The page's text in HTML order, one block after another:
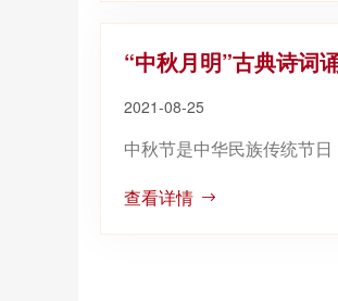
“中秋月明”古典诗词
2021-08-25
中秋节是中华民族传统节
查看详情